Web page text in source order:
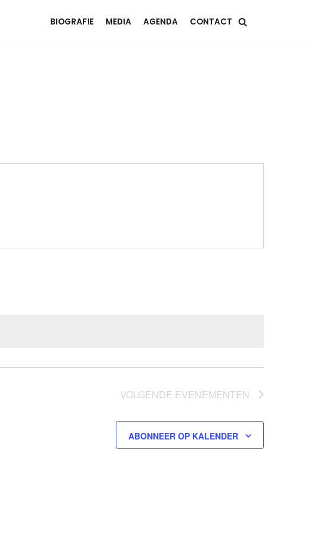
BIOGRAFIE MEDIA AGENDA CONTACT
VOLGENDE EVENEMENTEN
ABONNEER OP KALENDER